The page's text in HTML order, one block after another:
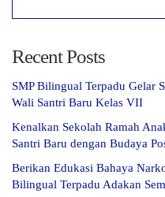
Recent Posts
SMP Bilingual Terpadu Gelar
Wali Santri Baru Kelas VII
Kenalkan Sekolah Ramah
Santri Baru dengan Budaya
Berikan Edukasi Bahaya
Bilingual Terpadu Adakan